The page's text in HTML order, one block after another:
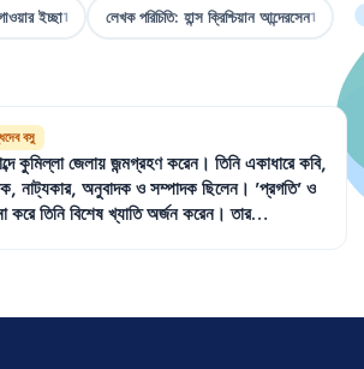
ইচ্ছা1 লেখক পরিচিতি: হান্স ক্রিশ্চিয়ান আন্দেরসেন1
বসু
কুমিল্লাজেলায়জন্মগ্রহণকরেন। তিনিএকাধারেকবি,
, নাট্যকার, অনুবাদকওসম্পাদকছিলেন। 'প্রগতি'ও
করেতিনিবিশেষখ্যাতিঅর্জনকরেন। তার
।